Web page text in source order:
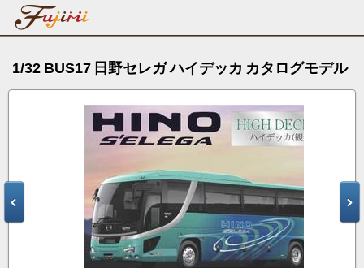
1/32 BUS17 日野セレガ ハイデッカ カタログモデル